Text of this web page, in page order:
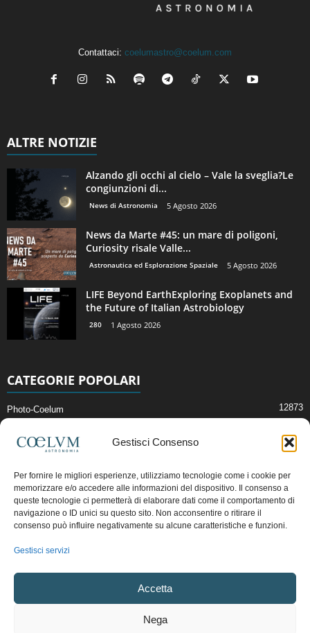
Gestisci Consenso
Per fornire le migliori esperienze, utilizziamo tecnologie come i cookie per
memorizzare e/o accedere alle informazioni del dispositivo. Il consenso a
queste tecnologie ci permetterà di elaborare dati come il comportamento di
navigazione o ID unici su questo sito. Non acconsentire o ritirare il
consenso può influire negativamente su alcune caratteristiche e funzioni.
Gestisci servizi
Accetta
Nega
Contattaci: coelumastro@coelum.com
ALTRE NOTIZIE
Alzando gli occhi al cielo – Vale la sveglia?Le
congiunzioni di...
News di Astronomia 5 Agosto 2026
News da Marte #45: un mare di poligoni,
Curiosity risale Valle...
Astronautica ed Esplorazione Spaziale 5 Agosto 2026
LIFE Beyond EarthExploring Exoplanets and
the Future of Italian Astrobiology
280 1 Agosto 2026
CATEGORIE POPOLARI
Photo-Coelum 12873
News di Astronomia 2408
Cielo del Mese
Astronomia, Astrofisica e Cosmologia
Articoli e Risorse On-Line
Copyright © 1997 - 2024 vietata la riproduzione.